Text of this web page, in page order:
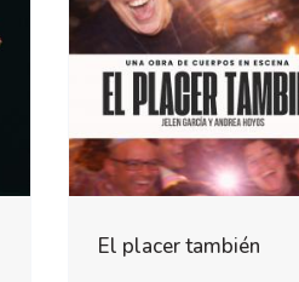
El placer también